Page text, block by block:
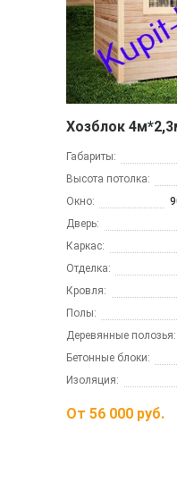
Хозблок
Габариты:
Высота потолка:
Окно:
Дверь:
Каркас:
Отделка:
Кровля:
Полы:
Деревянные полозья:
Бетонные блоки:
Изоляция:
От 56 000 руб.